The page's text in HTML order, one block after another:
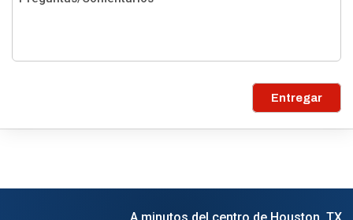
Entregar